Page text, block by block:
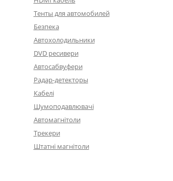
Тенты для автомобилей
Безпека
Автохолодильники
DVD ресивери
Автосабвуфери
Радар-детекторы
Кабелі
Шумоподавлювачі
Автомагнітоли
Трекери
Штатні магнітоли